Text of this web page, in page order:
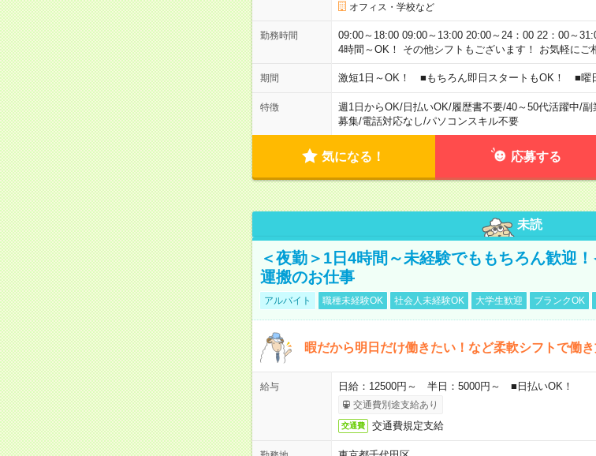
オフィス・学校など
勤務時間
09:00～18:00 09:00～13:00 20:00～24：00 22：00～
4時間～OK！ その他シフトもございます！ お気軽にご
期間 激短1日～OK！ ■もちろん即日スタートもOK！ ■曜
特徴 週1日からOK/日払いOK/履歴書不要/40～50代活躍中/副
募集/電話対応なし/パソコンスキル不要
気になる！ 応募する
未読
＜夜勤＞1日4時間～未経験でももちろん歓迎
運搬のお仕事
アルバイト 職種未経験OK 社会人未経験OK 大学生歓迎 ブランクOK
暇だから明日だけ働きたい！など柔軟シフトで働
給与 日給：12500円～ 半日：5000円～ ■日払いOK！
交通費別途支給あり
交通費 交通費規定支給